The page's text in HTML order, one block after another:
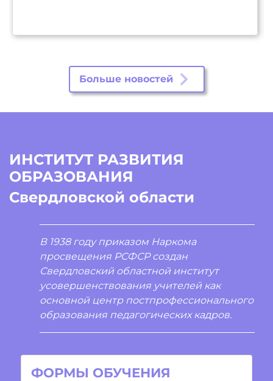
Больше новостей
ИНСТИТУТ РАЗВИТИЯ
ОБРАЗОВАНИЯ
Свердловской области
В 1938 году приказом Наркома
просвещения РСФСР создан
Свердловский областной институт
усовершенствования учителей как
основной центр постпрофессионального
образования педагогических кадров.
ФОРМЫ ОБУЧЕНИЯ